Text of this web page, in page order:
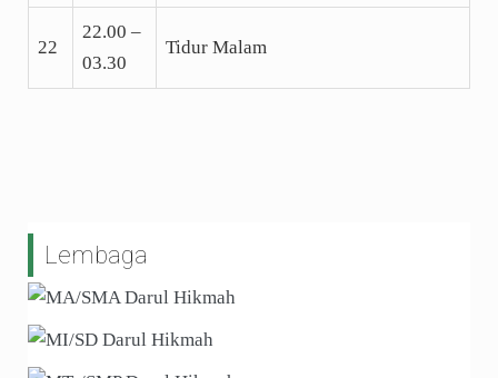
22
22.00 –
03.30
Tidur Malam
Lembaga